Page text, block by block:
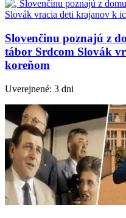
Slovenčinu poznajú z
tábor Srdcom Slovák
koreňom
Uverejnené: 3 dni